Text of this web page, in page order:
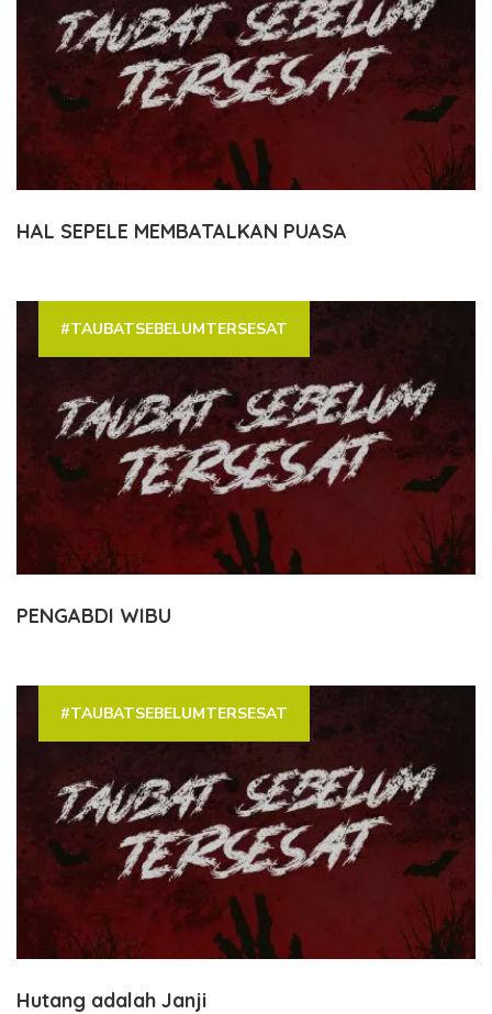
HAL SEPELE MEMBATALKAN PUASA
#TAUBATSEBELUMTERSESAT
PENGABDI WIBU
#TAUBATSEBELUMTERSESAT
Hutang adalah Janji